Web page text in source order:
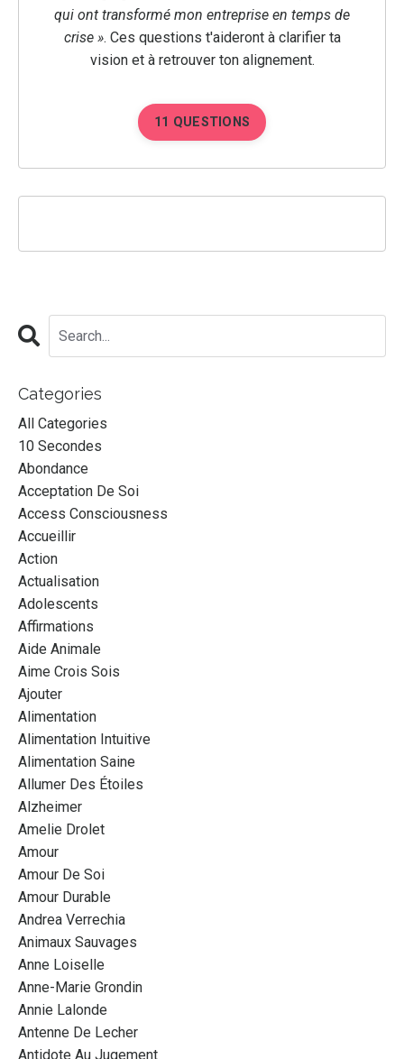
qui ont transformé mon entreprise en temps de
crise ». Ces questions t'aideront à clarifier ta
vision et à retrouver ton alignement.
11 QUESTIONS
Categories
All Categories
10 Secondes
Abondance
Acceptation De Soi
Access Consciousness
Accueillir
Action
Actualisation
Adolescents
Affirmations
Aide Animale
Aime Crois Sois
Ajouter
Alimentation
Alimentation Intuitive
Alimentation Saine
Allumer Des Étoiles
Alzheimer
Amelie Drolet
Amour
Amour De Soi
Amour Durable
Andrea Verrechia
Animaux Sauvages
Anne Loiselle
Anne-Marie Grondin
Annie Lalonde
Antenne De Lecher
Antidote Au Jugement